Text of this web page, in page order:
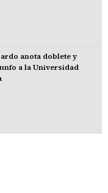
anota doblete y
a la Universidad